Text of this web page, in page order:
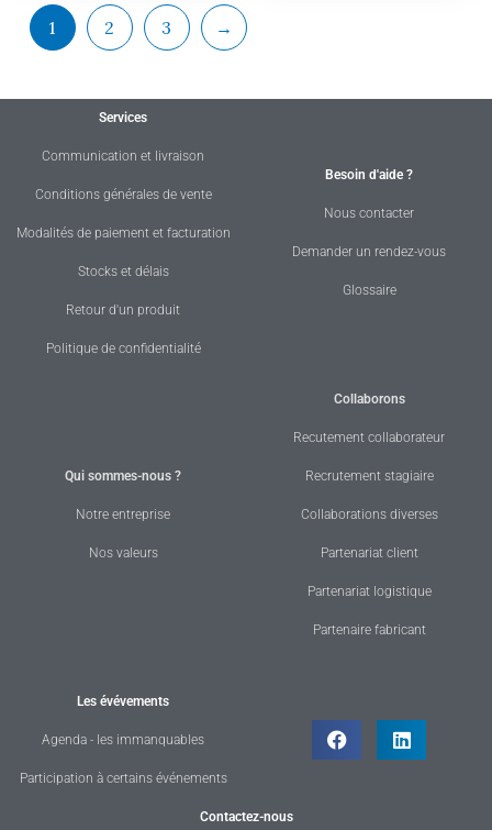
1 2 3 →
Services
Communication et livraison
Conditions générales de vente
Modalités de paiement et facturation
Stocks et délais
Retour d'un produit
Politique de confidentialité
Besoin d'aide ?
Nous contacter
Demander un rendez-vous
Glossaire
Qui sommes-nous ?
Notre entreprise
Nos valeurs
Collaborons
Recutement collaborateur
Recrutement stagiaire
Collaborations diverses
Partenariat client
Partenariat logistique
Partenaire fabricant
Les évévements
Agenda - les immanquables
Participation à certains événements
Contactez-nous